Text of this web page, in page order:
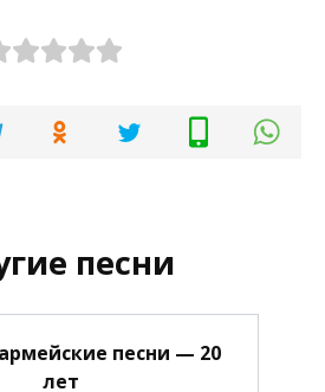
песни
песни — 20
лет